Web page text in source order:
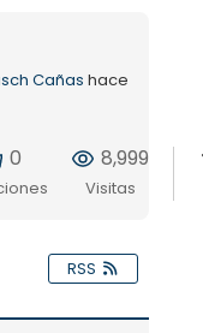
Cañas hace
0 8,999
Visitas
RSS